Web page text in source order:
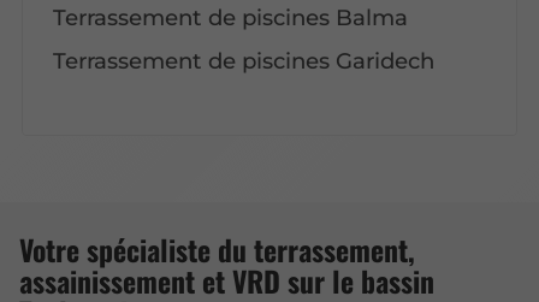
Terrassement de piscines Balma
Terrassement de piscines Garidech
Votre spécialiste du terrassement,
assainissement et VRD sur le bassin